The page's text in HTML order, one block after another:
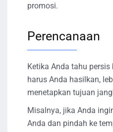
promosi.
Perencanaan
Ketika Anda tahu
harus Anda hasilkan,
menetapkan tujuan
Misalnya, jika Anda
Anda dan pindah ke